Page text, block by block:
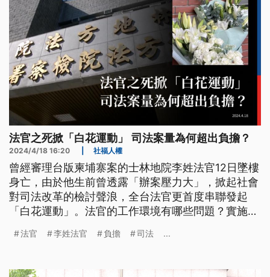
法官之死掀「白花運動」 司法案量為何超出負擔？
2024/4/18 16:20 社福人權
曾經審理台版柬埔寨案的士林地院李姓法官12日墜樓
身亡，由於他生前曾透露「辦案壓力大」，掀起社會
對司法改革的檢討聲浪，全台法官更首度串聯發起
「白花運動」。法官的工作環境有哪些問題？實施超
法官 李姓法官 負擔 司法 ...